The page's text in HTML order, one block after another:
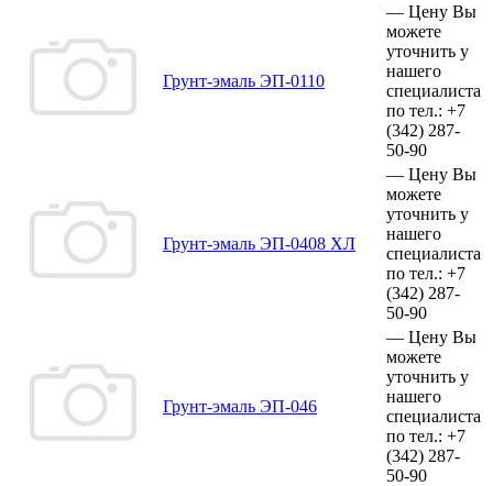
Грунт-эмаль ЭП-0110
— Цену Вы
можете
уточнить у
нашего
специалиста
по тел.: +7
(342) 287-
50-90
Грунт-эмаль ЭП-0408 ХЛ
— Цену Вы
можете
уточнить у
нашего
специалиста
по тел.: +7
(342) 287-
50-90
Грунт-эмаль ЭП-046
— Цену Вы
можете
уточнить у
нашего
специалиста
по тел.: +7
(342) 287-
50-90